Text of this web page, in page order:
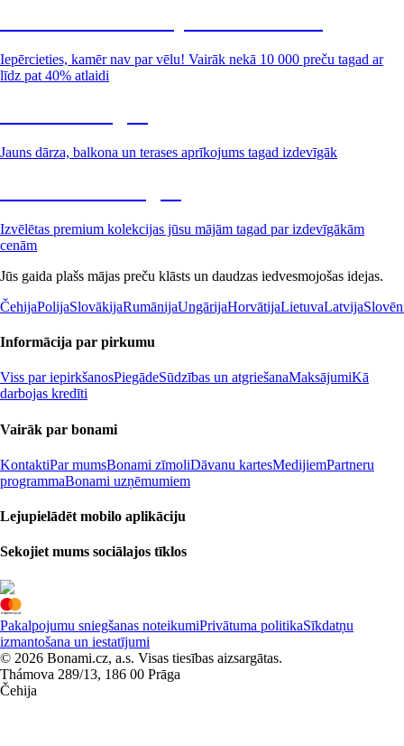
Iepērcieties, kamēr nav par vēlu! Vairāk nekā 10 000 preču tagad ar
līdz pat 40% atlaidi
Jauns dārza, balkona un terases aprīkojums tagad izdevīgāk
Izvēlētas premium kolekcijas jūsu mājām tagad par izdevīgākām
cenām
Jūs gaida plašs mājas preču klāsts un daudzas iedvesmojošas idejas.
ČehijaPolijaSlovākijaRumānijaUngārijaHorvātijaLietuvaLatvija
Informācija par pirkumu
Viss par iepirkšanosPiegādeSūdzības un atgriešanaMaksājumiKā
darbojas kredīti
Vairāk par bonami
KontaktiPar mumsBonami zīmoliDāvanu kartesMedijiemPartneru
programmaBonami uzņēmumiem
Lejupielādēt mobilo aplikāciju
Sekojiet mums sociālajos tīklos
Pakalpojumu sniegšanas noteikumiPrivātuma politikaSīkdatņu
izmantošana un iestatījumi
© 2026 Bonami.cz, a.s. Visas tiesības aizsargātas.
Thámova 289/13, 186 00 Prāga
Čehija